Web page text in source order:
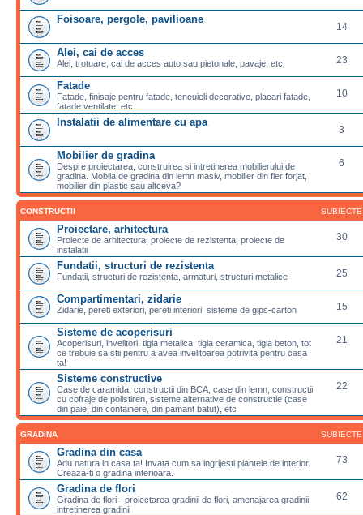
Foisoare, pergole, pavilioane
14
Alei, cai de acces
Alei, trotuare, cai de acces auto sau pietonale, pavaje, etc. 23
Fatade
Fatade, finisaje pentru fatade, tencuieli decorative, placari fatade,
fatade ventilate, etc.
10
Instalatii de alimentare cu apa
3
Mobilier de gradina
Despre proiectarea, construirea si intretinerea mobilierului de
gradina. Mobila de gradina din lemn masiv, mobilier din fier forjat,
mobilier din plastic sau altceva?
6
CONSTRUCTII SUBIECTE
Proiectare, arhitectura
Proiecte de arhitectura, proiecte de rezistenta, proiecte de
instalatii
30
Fundatii, structuri de rezistenta
Fundatii, structuri de rezistenta, armaturi, structuri metalice 25
Compartimentari, zidarie
Zidarie, pereti exteriori, pereti interiori, sisteme de gips-carton 15
Sisteme de acoperisuri
Acoperisuri, invelitori, tigla metalica, tigla ceramica, tigla beton, tot
ce trebuie sa stii pentru a avea invelitoarea potrivita pentru casa
ta!
21
Sisteme constructive
Case de caramida, constructii din BCA, case din lemn, constructii
cu cofraje de polistiren, sisteme alternative de constructie (case
din paie, din containere, din pamant batut), etc
22
GRADINA SUBIECTE
Gradina din casa
Adu natura in casa ta! Invata cum sa ingrijesti plantele de interior.
Creaza-ti o gradina interioara.
73
Gradina de flori
Gradina de flori - proiectarea gradinii de flori, amenajarea gradinii,
intretinerea gradinii
62